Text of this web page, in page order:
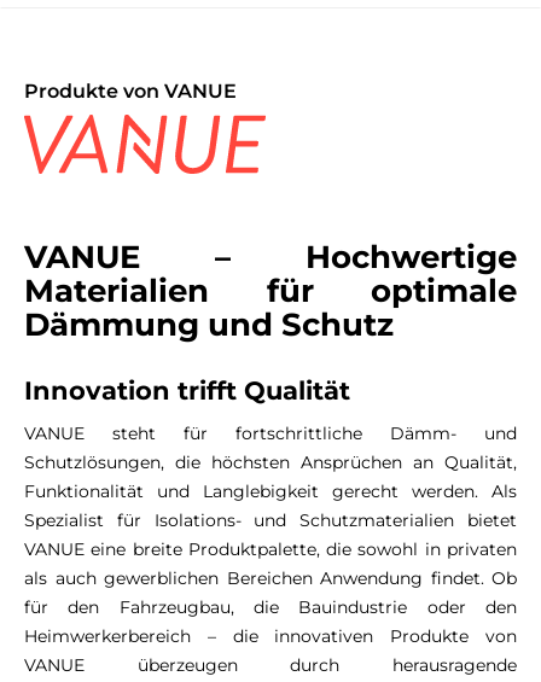
Produkte von VANUE
VANUE – Hochwertige
Materialien für optimale
Dämmung und Schutz
Innovation trifft Qualität
VANUE steht für fortschrittliche Dämm- und
Schutzlösungen, die höchsten Ansprüchen an Qualität,
Funktionalität und Langlebigkeit gerecht werden. Als
Spezialist für Isolations- und Schutzmaterialien bietet
VANUE eine breite Produktpalette, die sowohl in privaten
als auch gewerblichen Bereichen Anwendung findet. Ob
für den Fahrzeugbau, die Bauindustrie oder den
Heimwerkerbereich – die innovativen Produkte von
VANUE überzeugen durch herausragende